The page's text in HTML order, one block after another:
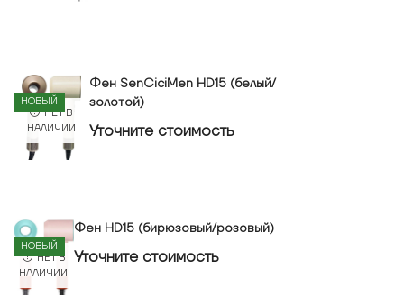
НОВЫЙ
НЕТ В
НАЛИЧИИ
Фен SenCiciMen HD15 (белый/
золотой)
Уточнитe стоимость
НОВЫЙ
НЕТ В
НАЛИЧИИ
Фен HD15 (бирюзовый/розовый)
Уточнитe стоимость